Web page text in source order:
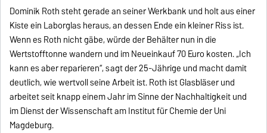
Dominik Roth steht gerade an seiner Werkbank und holt aus einer
Kiste ein Laborglas heraus, an dessen Ende ein kleiner Riss ist.
Wenn es Roth nicht gäbe, würde der Behälter nun in die
Wertstofftonne wandern und im Neueinkauf 70 Euro kosten. „Ich
kann es aber reparieren“, sagt der 25-Jährige und macht damit
deutlich, wie wertvoll seine Arbeit ist. Roth ist Glasbläser und
arbeitet seit knapp einem Jahr im Sinne der Nachhaltigkeit und
im Dienst der Wissenschaft am Institut für Chemie der Uni
Magdeburg.